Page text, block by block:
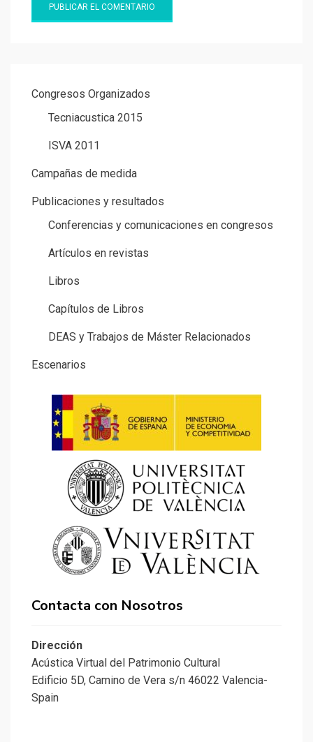
Congresos Organizados
Tecniacustica 2015
ISVA 2011
Campañas de medida
Publicaciones y resultados
Conferencias y comunicaciones en congresos
Artículos en revistas
Libros
Capítulos de Libros
DEAS y Trabajos de Máster Relacionados
Escenarios
Contacta con Nosotros
Dirección
Acústica Virtual del Patrimonio Cultural
Edificio 5D, Camino de Vera s/n 46022 Valencia-
Spain